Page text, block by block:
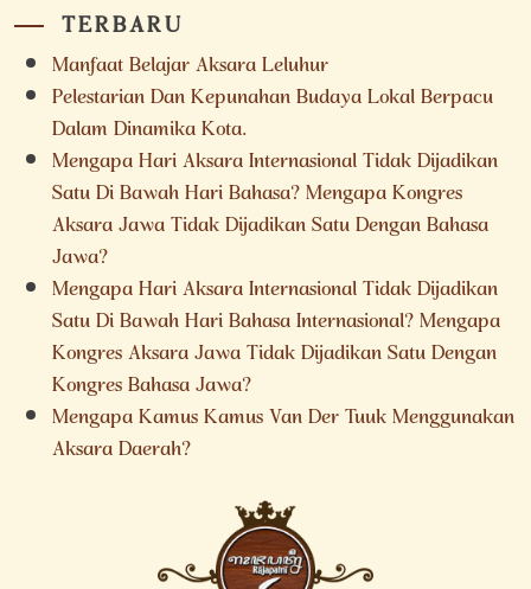
TERBARU
Manfaat Belajar Aksara Leluhur
Pelestarian Dan Kepunahan Budaya Lokal Berpacu
Dalam Dinamika Kota.
Mengapa Hari Aksara Internasional Tidak Dijadikan
Satu Di Bawah Hari Bahasa? Mengapa Kongres
Aksara Jawa Tidak Dijadikan Satu Dengan Bahasa
Jawa?
Mengapa Hari Aksara Internasional Tidak Dijadikan
Satu Di Bawah Hari Bahasa Internasional? Mengapa
Kongres Aksara Jawa Tidak Dijadikan Satu Dengan
Kongres Bahasa Jawa?
Mengapa Kamus Kamus Van Der Tuuk Menggunakan
Aksara Daerah?